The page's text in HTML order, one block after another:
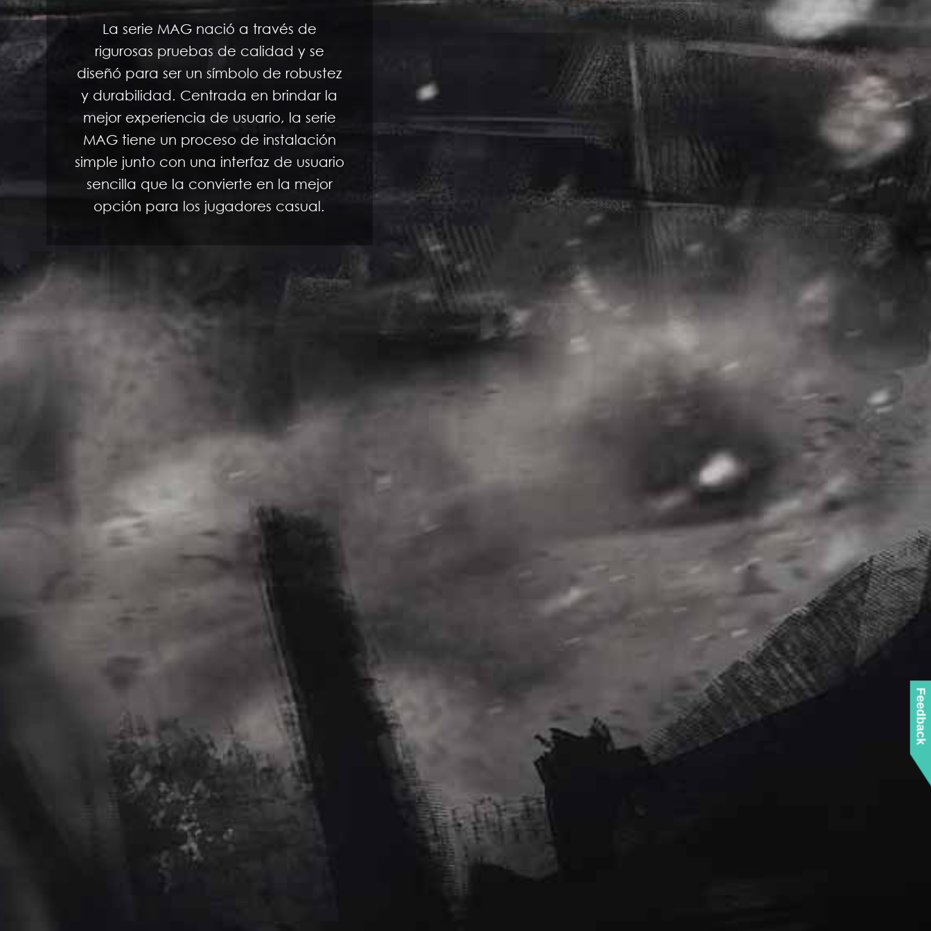
La serie MAG nació a través de
rigurosas pruebas de calidad y se
diseñó para ser un símbolo de robustez
y durabilidad. Centrada en brindar la
mejor experiencia de usuario, la serie
MAG tiene un proceso de instalación
simple junto con una interfaz de usuario
sencilla que la convierte en la mejor
opción para los jugadores casual.
Feedback